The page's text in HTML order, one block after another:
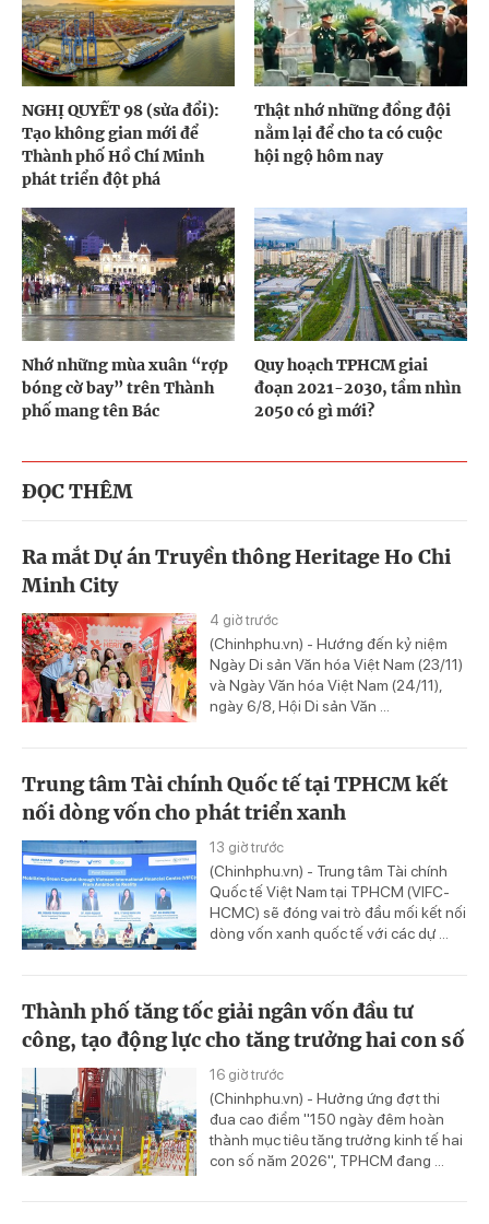
NGHỊ QUYẾT 98 (sửa đổi):
Tạo không gian mới để
Thành phố Hồ Chí Minh
phát triển đột phá
Thật nhớ những đồng đội
nằm lại để cho ta có cuộc
hội ngộ hôm nay
Nhớ những mùa xuân “rợp
bóng cờ bay” trên Thành
phố mang tên Bác
Quy hoạch TPHCM giai
đoạn 2021-2030, tầm nhìn
2050 có gì mới?
ĐỌC THÊM
Ra mắt Dự án Truyền thông Heritage Ho Chi
Minh City
4 giờ trước
(Chinhphu.vn) - Hướng đến kỷ niệm
Ngày Di sản Văn hóa Việt Nam (23/11)
và Ngày Văn hóa Việt Nam (24/11),
ngày 6/8, Hội Di sản Văn ...
Trung tâm Tài chính Quốc tế tại TPHCM kết
nối dòng vốn cho phát triển xanh
13 giờ trước
(Chinhphu.vn) - Trung tâm Tài chính
Quốc tế Việt Nam tại TPHCM (VIFC-
HCMC) sẽ đóng vai trò đầu mối kết nối
dòng vốn xanh quốc tế với các dự ...
Thành phố tăng tốc giải ngân vốn đầu tư
công, tạo động lực cho tăng trưởng hai con số
16 giờ trước
(Chinhphu.vn) - Hưởng ứng đợt thi
đua cao điểm "150 ngày đêm hoàn
thành mục tiêu tăng trưởng kinh tế hai
con số năm 2026", TPHCM đang ...